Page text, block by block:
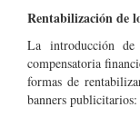
Rentabilización de
La introducción
compensatoria
formas de
banners publicitarios: